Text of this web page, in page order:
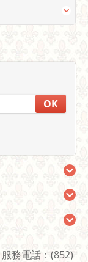
OK
服務電話：(852)